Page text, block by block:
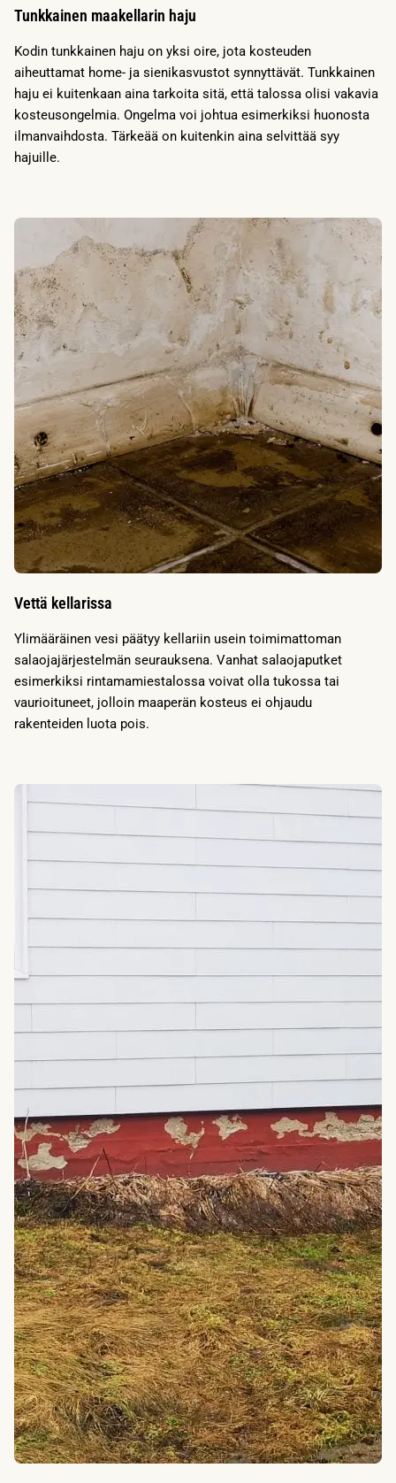
Tunkkainen maakellarin haju
Kodin tunkkainen haju on yksi oire, jota kosteuden
aiheuttamat home- ja sienikasvustot synnyttävät. Tunkkainen
haju ei kuitenkaan aina tarkoita sitä, että talossa olisi vakavia
kosteusongelmia. Ongelma voi johtua esimerkiksi huonosta
ilmanvaihdosta. Tärkeää on kuitenkin aina selvittää syy
hajuille.
Vettä kellarissa
Ylimääräinen vesi päätyy kellariin usein toimimattoman
salaojajärjestelmän seurauksena. Vanhat salaojaputket
esimerkiksi rintamamiestalossa voivat olla tukossa tai
vaurioituneet, jolloin maaperän kosteus ei ohjaudu
rakenteiden luota pois.